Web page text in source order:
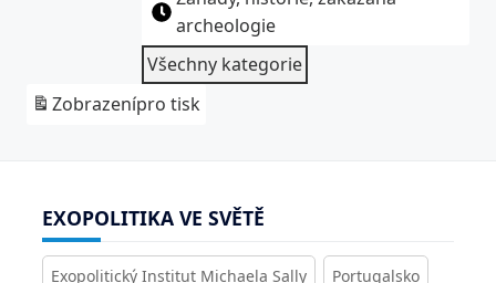
archeologie
Všechny kategorie
Zobrazenípro tisk
EXOPOLITIKA VE SVĚTĚ
Exopolitický Institut Michaela Sally Portugalsko